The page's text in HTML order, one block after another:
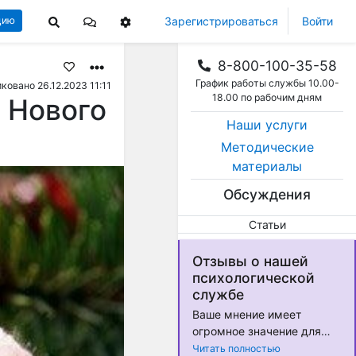
Зарегистрироваться Войти
26.12.2023 11:11
8-800-100-35-58
График работы службы 10.00-
18.00 по рабочим дням
Наши услуги
Методические
материалы
Обсуждения
Статьи
Отзывы о нашей
психологической
службе
Ваше мнение имеет
огромное значение для
нас! Мы стремимся
Читать полностью